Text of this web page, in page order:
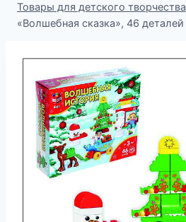
Товары для детского творчества
«Волшебная сказка», 46 деталей